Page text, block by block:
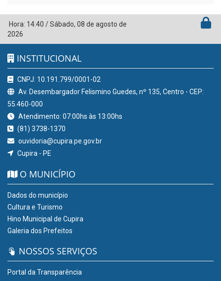
Hora: 14:40 /Sábado, 08 de agosto de
2026
INSTITUCIONAL
CNPJ: 10.191.799/0001-02
Av. Desembargador Felismino Guedes, nº 135, Centro - CEP:
55.460-000
Atendimento: 07:00hs às 13:00hs
(81) 3738-1370
ouvidoria@cupira.pe.gov.br
Cupira - PE
O MUNICÍPIO
Dados do município
Cultura e Turismo
Hino Municipal de Cupira
Galeria dos Prefeitos
NOSSOS SERVIÇOS
Portal da Transparência